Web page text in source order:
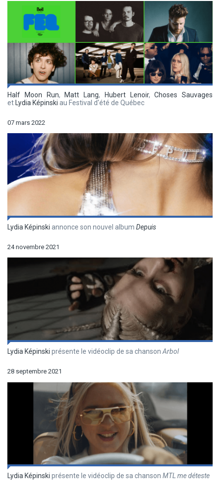
Half Moon Run, Matt Lang, Hubert Lenoir,Choses Sauvages
et Lydia Képinski au Festival d'été de Québec
07 mars 2022
Lydia Képinski annonce son nouvel album Depuis
24 novembre 2021
Lydia Képinski présente le vidéoclip de sa chanson Arbol
28 septembre 2021
Lydia Képinski présente le vidéoclip de sa chanson MTL me déteste